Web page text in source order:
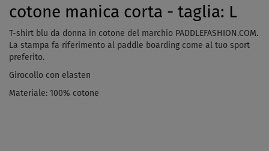
cotone manica corta - taglia: L
T-shirt blu da donna in cotone del marchio PADDLEFASHION.COM.
La stampa fa riferimento al paddle boarding come al tuo sport
preferito.
Girocollo con elasten
Materiale: 100% cotone